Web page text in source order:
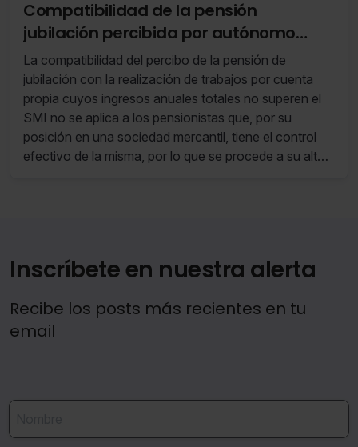
Compatibilidad de la pensión
jubilación percibida por autónomo
societario con la percepción de
ingresos inferiores al SMI
La compatibilidad del percibo de la pensión de
jubilación con la realización de trabajos por cuenta
propia cuyos ingresos anuales totales no superen el
SMI no se aplica a los pensionistas que, por su
posición en una sociedad mercantil, tiene el control
efectivo de la misma, por lo que se procede a su alta
Inscríbete en nuestra alerta
Recibe los posts más recientes en tu
email